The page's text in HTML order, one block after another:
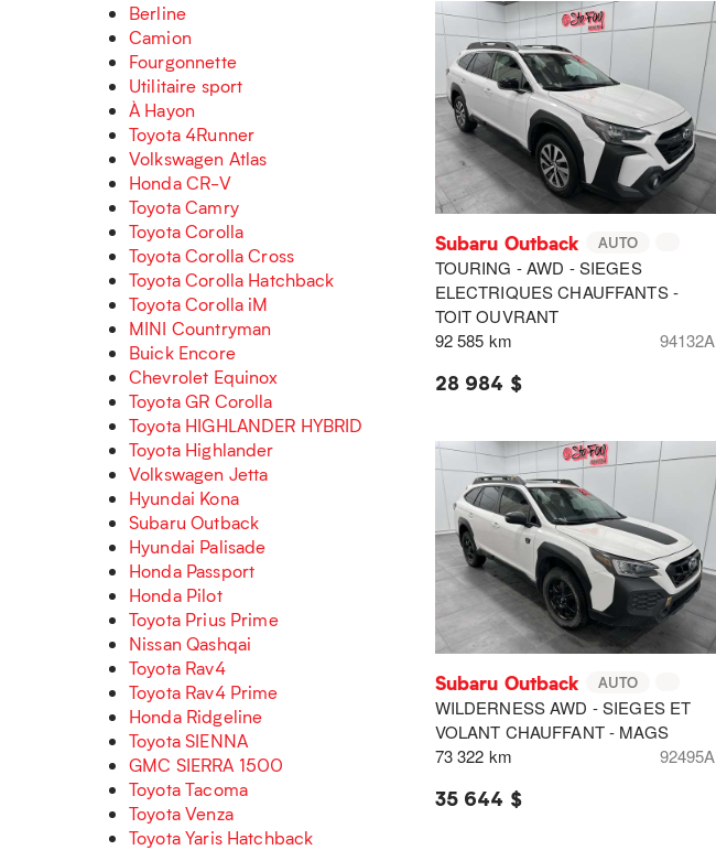
Berline
Camion
Fourgonnette
Utilitaire sport
À Hayon
Toyota 4Runner
Volkswagen Atlas
Honda CR-V
Toyota Camry
Toyota Corolla
Toyota Corolla Cross
Toyota Corolla Hatchback
Toyota Corolla iM
MINI Countryman
Buick Encore
Chevrolet Equinox
Toyota GR Corolla
Toyota HIGHLANDER HYBRID
Toyota Highlander
Volkswagen Jetta
Hyundai Kona
Subaru Outback
Hyundai Palisade
Honda Passport
Honda Pilot
Toyota Prius Prime
Nissan Qashqai
Toyota Rav4
Toyota Rav4 Prime
Honda Ridgeline
Toyota SIENNA
GMC SIERRA 1500
Toyota Tacoma
Toyota Venza
Toyota Yaris Hatchback
Subaru Outback AUTO
TOURING - AWD - SIEGES
ELECTRIQUES CHAUFFANTS -
TOIT OUVRANT
92 585 km
94132A
28 984 $
Subaru Outback AUTO
WILDERNESS AWD - SIEGES ET
VOLANT CHAUFFANT - MAGS
73 322 km
92495A
35 644 $